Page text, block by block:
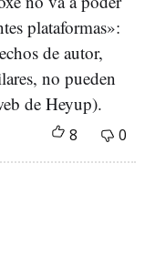
plataformas»:
de autor,
no pueden
de Heyup).